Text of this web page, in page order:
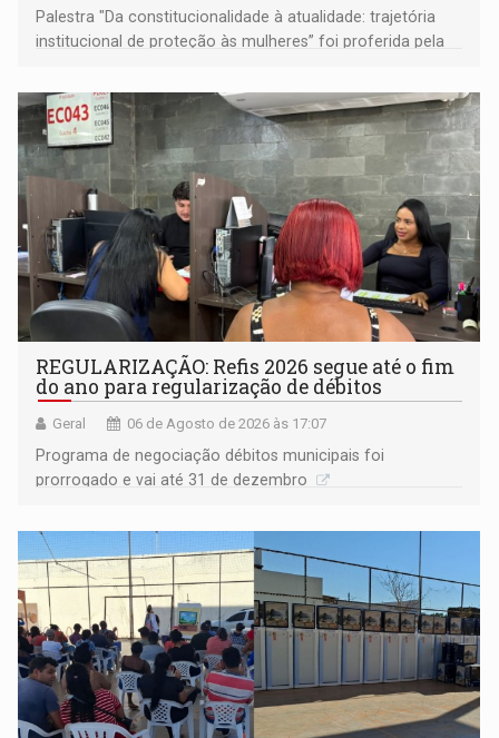
Palestra "Da constitucionalidade à atualidade: trajetória
institucional de proteção às mulheres” foi proferida pela
Goiás
REGULARIZAÇÃO: Refis 2026 segue até o fim
do ano para regularização de débitos
Geral 06 de Agosto de 2026 às 17:07
Programa de negociação débitos municipais foi
prorrogado e vai até 31 de dezembro